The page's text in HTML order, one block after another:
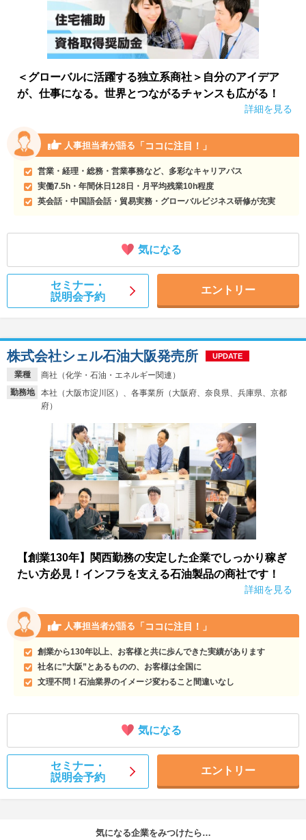
＜グローバルに活躍する独立系商社＞自分のアイデア
が、仕事になる。世界とつながるチャンスも広がる！
詳細を見る
人事担当者が語る 「ココに注目！」
営業・経理・総務・営業事務など、多彩なキャリアパス
実働7.5h・年間休日128日・月平均残業10h程度
英会話・中国語会話・貿易実務・グローバルビジネス研修が充実
気になる
セミナー・
説明会予約
エントリー
業種
商社（化学・石油・エネルギー関連）
勤務地
本社（大阪市淀川区）、各事業所（大阪府、奈良県、兵庫県、京都
府）
株式会社シェル石油大阪発売所 UPDATE
【創業130年】関西勤務の安定した企業でしっかり稼ぎ
たい方必見！インフラを支える石油製品の商社です！
詳細を見る
人事担当者が語る 「ココに注目！」
創業から130年以上、お客様と共に歩んできた実績があります
社名に”大阪”とあるものの、お客様は全国に
文理不問！石油業界のイメージ変わること間違いなし
気になる
セミナー・
説明会予約
エントリー
気になる企業をみつけたら…